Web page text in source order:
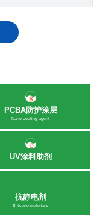
PCBA防护涂层
Nano coating agent
UV涂料助剂
抗静电剂
Silicone materials